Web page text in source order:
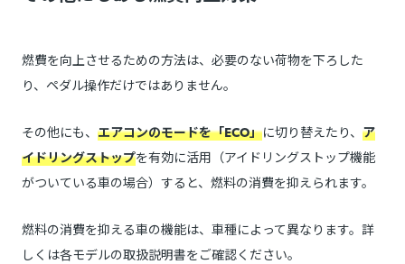
燃費を向上させるための方法は、必要のない荷物を下ろした
り、ペダル操作だけではありません。
その他にも、 エアコンのモードを「ECO」に切り替えたり、 ア
イドリングストップを有効に活用（アイドリングストップ機能
がついている車の場合）すると、燃料の消費を抑えられます。
燃料の消費を抑える車の機能は、車種によって異なります。詳
しくは各モデルの取扱説明書をご確認ください。